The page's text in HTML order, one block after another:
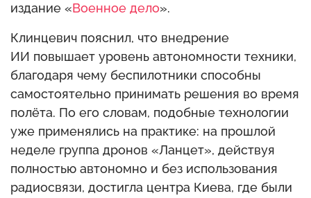
издание «Военное дело».
Клинцевич пояснил, что внедрение
ИИ повышает уровень автономности техники,
благодаря чему беспилотники способны
самостоятельно принимать решения во время
полёта. По его словам, подобные технологии
уже применялись на практике: на прошлой
неделе группа дронов «Ланцет», действуя
полностью автономно и без использования
радиосвязи, достигла центра Киева, где были